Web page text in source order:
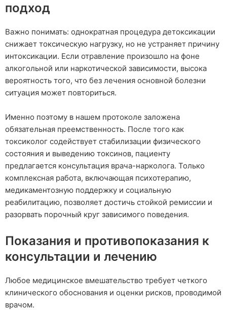
подход
Важно понимать: однократная процедура детоксикации
снижает токсическую нагрузку, но не устраняет причину
интоксикации. Если отравление произошло на фоне
алкогольной или наркотической зависимости, высока
вероятность того, что без лечения основной болезни
ситуация может повториться.
Именно поэтому в нашем протоколе заложена
обязательная преемственность. После того как
токсиколог содействует стабилизации физического
состояния и выведению токсинов, пациенту
предлагается консультация врача-нарколога. Только
комплексная работа, включающая психотерапию,
медикаментозную поддержку и социальную
реабилитацию, позволяет достичь стойкой ремиссии и
разорвать порочный круг зависимого поведения.
Показания и противопоказания к
консультации и лечению
Любое медицинское вмешательство требует четкого
клинического обоснования и оценки рисков, проводимой
врачом.